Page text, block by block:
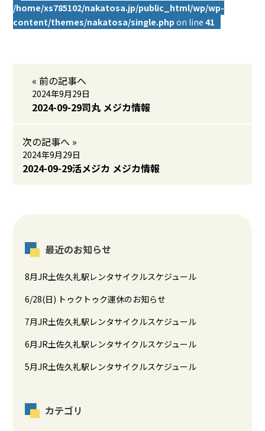
/home/xs785102/nakatosa.jp/public_html/wp/wp-
content/themes/nakatosa/single.php on line41
« 前の記事へ
2024年9月29日
2024-09-29司丸 メジカ情報
次の記事へ »
2024年9月29日
2024-09-29活メジカ メジカ情報
最近のお知らせ
8月JR土佐久礼駅レンタサイクルスケジュール
6/28(日) トゥクトゥク運休のお知らせ
7月JR土佐久礼駅レンタサイクルスケジュール
6月JR土佐久礼駅レンタサイクルスケジュール
5月JR土佐久礼駅レンタサイクルスケジュール
カテゴリ